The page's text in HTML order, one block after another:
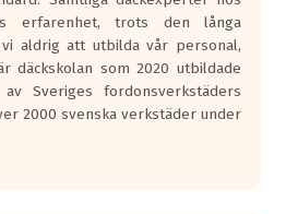
ut för
där däcken
där det ligger
på
erfarenhet, trots den långa
aldrig att utbilda vår personal,
däckskolan som 2020 utbildade
Sveriges fordonsverkstäders
2000 svenska verkstäder under